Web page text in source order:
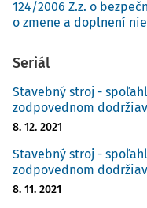
124/2006 Z.z. o
o zmene a doplnení
Seriál
Stavebný stroj -
zodpovednom
8. 12. 2021
Stavebný stroj -
zodpovednom
8. 11. 2021